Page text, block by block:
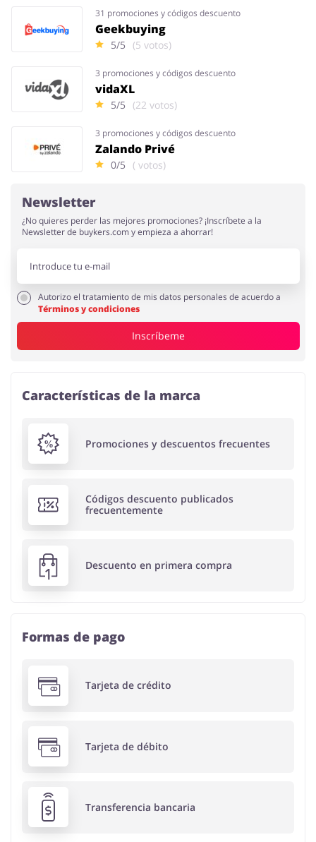
31 promociones y códigos descuento
Geekbuying
5/5 (5 votos)
3 promociones y códigos descuento
vidaXL
5/5 (22 votos)
3 promociones y códigos descuento
Zalando Privé
0/5 ( votos)
Newsletter
¿No quieres perder las mejores promociones? ¡Inscríbete a la
Newsletter de buykers.com y empieza a ahorrar!
Autorizo el tratamiento de mis datos personales de acuerdo a
Términos y condiciones
Inscríbeme
Características de la marca
Promociones y descuentos frecuentes
Códigos descuento publicados
frecuentemente
Descuento en primera compra
Formas de pago
Tarjeta de crédito
Tarjeta de débito
Transferencia bancaria